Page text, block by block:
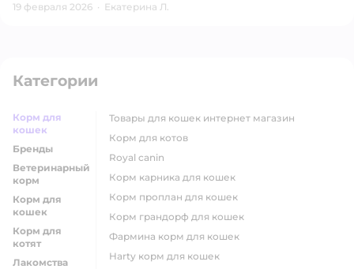
19 февраля 2026 · Екатерина Л.
Категории
Корм для
кошек
Бренды
Ветеринарный
корм
Корм для
кошек
Корм для
котят
Лакомства
товары для кошек интернет магазин
корм для котов
royal canin
корм карника для кошек
корм проплан для кошек
корм грандорф для кошек
фармина корм для кошек
harty корм для кошек